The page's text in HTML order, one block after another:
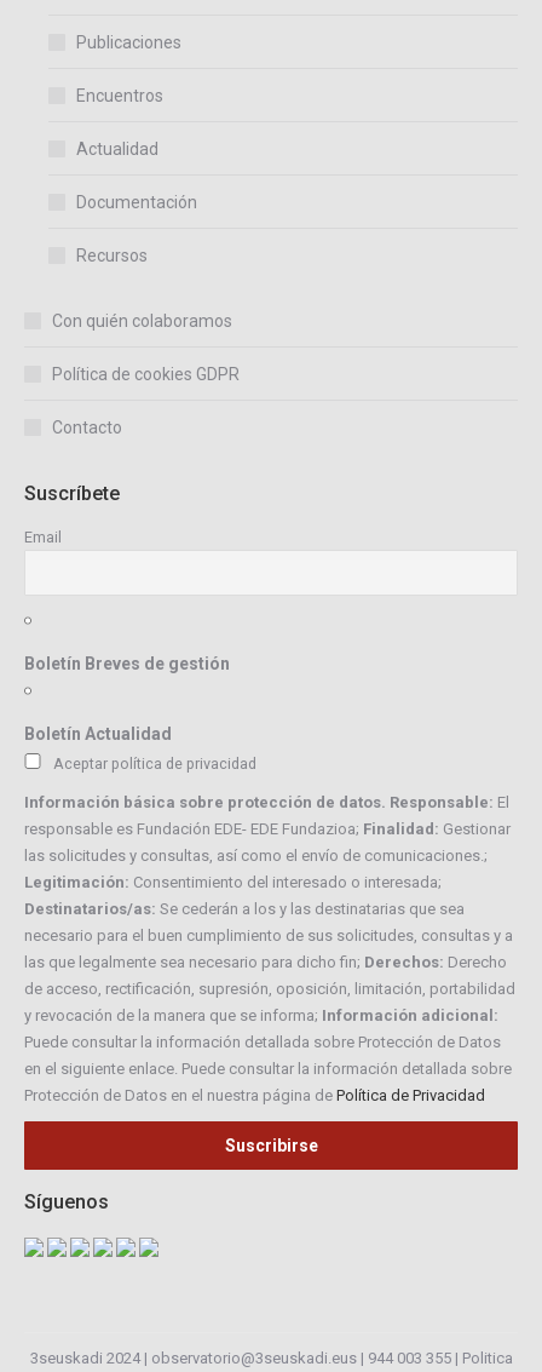
Publicaciones
Encuentros
Actualidad
Documentación
Recursos
Con quién colaboramos
Política de cookies GDPR
Contacto
Suscríbete
Email
Boletín Breves de gestión
Boletín Actualidad
Aceptar política de privacidad
Información básica sobre protección de datos. Responsable: El
responsable es Fundación EDE- EDE Fundazioa; Finalidad: Gestionar
las solicitudes y consultas, así como el envío de comunicaciones.;
Legitimación: Consentimiento del interesado o interesada;
Destinatarios/as: Se cederán a los y las destinatarias que sea
necesario para el buen cumplimiento de sus solicitudes, consultas y a
las que legalmente sea necesario para dicho fin; Derechos: Derecho
de acceso, rectificación, supresión, oposición, limitación, portabilidad
y revocación de la manera que se informa; Información adicional:
Puede consultar la información detallada sobre Protección de Datos
en el siguiente enlace. Puede consultar la información detallada sobre
Protección de Datos en el nuestra página de Política de Privacidad
Síguenos
3seuskadi 2024 | observatorio@3seuskadi.eus| 944 003 355| Politica